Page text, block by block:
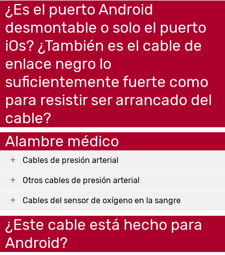
¿Es el puerto Android
desmontable o solo el puerto
iOs? ¿También es el cable de
enlace negro lo
suficientemente fuerte como
para resistir ser arrancado del
cable?
Alambre médico
Cables de presión arterial
Otros cables de presión arterial
Cables del sensor de oxígeno en la sangre
¿Este cable está hecho para
Android?